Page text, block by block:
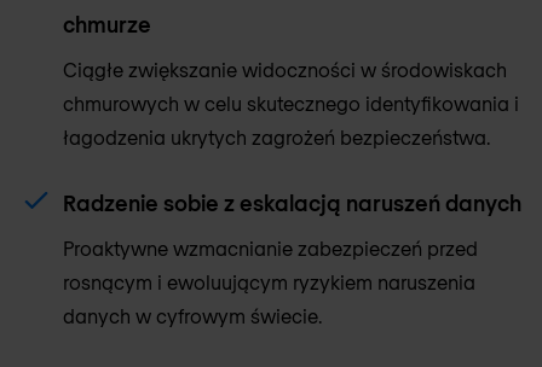
chmurze
Ciągłe zwiększanie widoczności w środowiskach
chmurowych w celu skutecznego identyfikowania i
łagodzenia ukrytych zagrożeń bezpieczeństwa.
Radzenie sobie z eskalacją naruszeń danych
Proaktywne wzmacnianie zabezpieczeń przed
rosnącym i ewoluującym ryzykiem naruszenia
danych w cyfrowym świecie.